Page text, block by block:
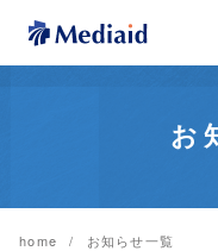
お
home お知らせ一覧